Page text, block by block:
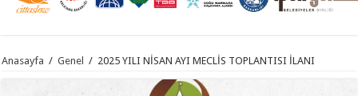
Anasayfa / Genel / 2025 YILI NİSAN AYI MECLİS TOPLANTISI İLANI